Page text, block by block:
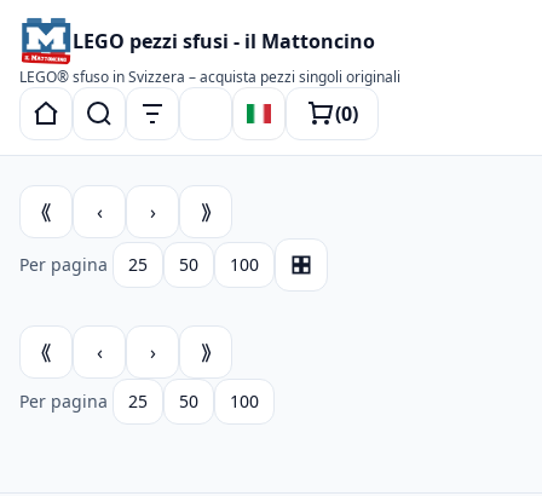
LEGO pezzi sfusi - il Mattoncino
LEGO® sfuso in Svizzera – acquista pezzi singoli originali
Passa al tema scuro
(0)
⟪ ‹ › ⟫
Per pagina 25 50 100 Layout
⟪ ‹ › ⟫
Per pagina 25 50 100